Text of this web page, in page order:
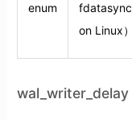
enum
on Linux）
wal_writer_delay